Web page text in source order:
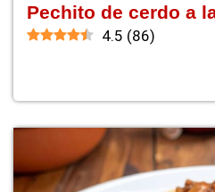
Pechito de cerdo a
4.5 (86)